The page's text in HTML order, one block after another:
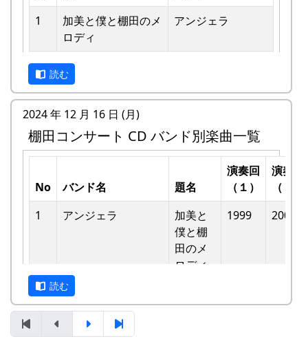
私達メシポンバンドが若い頃連続出場を果たして
ガーの“坂庭省悟さん”を始め審査員の方が見守る
中、毎年優秀バンドが表彰されました。
私達は、この「棚田のうた ～ふるさと加美の里
へ～」で出場した年、“２位”に入ることができま
した。賞品は何と！「地元産の卵、半年分」でし
田んぼの真ん中で山積みの卵の箱を受け取り、バ
ンドメンバーで分けて持って帰ろうとしてたら、
他のバンドに目茶苦茶うらやましがられたのを覚
しばらくメンバーのお家では、おいしい“たまご
かけごはん”や“卵料理”を味わうことができ、「音
楽やっててよかったなあ」と思った瞬間でした
～。 (ポン四郎）
1
加美と僕と棚⽥のメ
ロディ
アンジェラ
2 歌おうみんなで
3
ワンス・アンド・フ
4 僕の中のふるさと
H CORPORATION
5
棚⽥のイネに
メシアとポン四郎
バンド
メシアとポン四郎
バンド
7
棚⽥の⾵
この町で
読む
2024 年 12 月 16 日 (月)
棚田コンサート CD バンド別楽曲一覧
No バンド名 題名
演奏回
（１）
演奏回
（２）
1
アンジェラ
加美と
僕と棚
⽥のメ
ロディ
1999 2002
- アンジェラ
⽥の中
読む